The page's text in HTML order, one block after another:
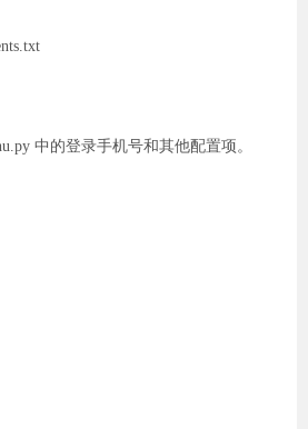
中的登录手机号和其他配置项。